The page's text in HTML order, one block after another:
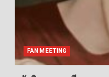
FAN MEETING